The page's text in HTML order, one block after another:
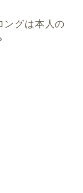
ングは本人の